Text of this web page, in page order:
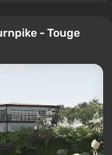
- Touge